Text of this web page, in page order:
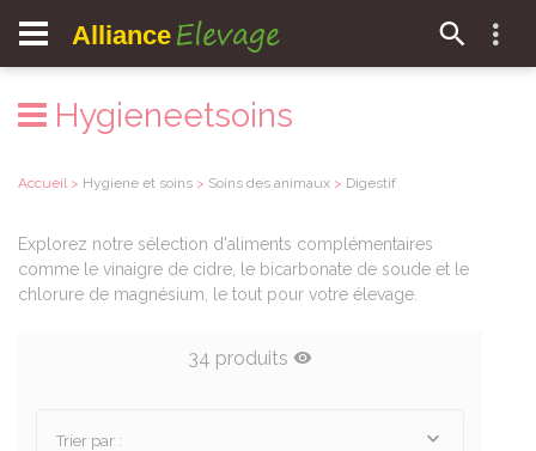
Alliance Elevage
Hygieneetsoins
Accueil > Hygiene et soins > Soins des animaux > Digestif
Explorez notre sélection d'aliments complémentaires
comme le vinaigre de cidre, le bicarbonate de soude et le
chlorure de magnésium, le tout pour votre élevage.
34 produits
Trier par :